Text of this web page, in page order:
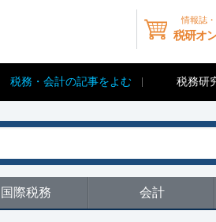
情報誌
税研オ
税務・会計の記事をよむ 税務研
国際税務 会計